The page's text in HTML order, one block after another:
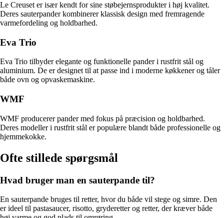
Le Creuset er især kendt for sine støbejernsprodukter i høj kvalitet.
Deres sauterpander kombinerer klassisk design med fremragende
varmefordeling og holdbarhed.
Eva Trio
Eva Trio tilbyder elegante og funktionelle pander i rustfrit stål og
aluminium. De er designet til at passe ind i moderne køkkener og tåler
både ovn og opvaskemaskine.
WMF
WMF producerer pander med fokus på præcision og holdbarhed.
Deres modeller i rustfrit stål er populære blandt både professionelle og
hjemmekokke.
Ofte stillede spørgsmål
Hvad bruger man en sauterpande til?
En sauterpande bruges til retter, hvor du både vil stege og simre. Den
er ideel til pastasaucer, risotto, gryderetter og retter, der kræver både